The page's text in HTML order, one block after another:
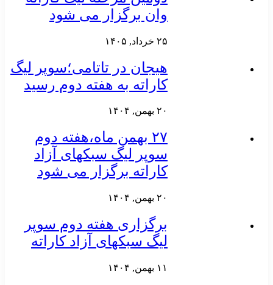
وان برگزار می شود
۲۵ خرداد, ۱۴۰۵
هیجان در تاتامی؛سوپر لیگ
کاراته به هفته دوم رسید
۲۰ بهمن, ۱۴۰۴
۲۷ بهمن ماه،هفته دوم
سوپر لیگ سبکهای آزاد
کاراته برگزار می شود
۲۰ بهمن, ۱۴۰۴
برگزاری هفته دوم سوپر
لیگ سبکهای آزاد کاراته
۱۱ بهمن, ۱۴۰۴